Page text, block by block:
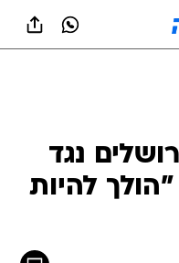
נגד
"הולך להיות